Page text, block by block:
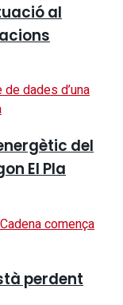
al
del
El Pla
perdent